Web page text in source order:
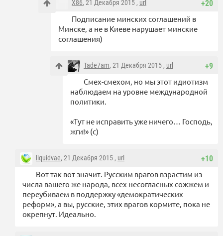
+20
X86, 21 Декабря 2015 , url
Подписание минских соглашений в
Минске, а не в Киеве нарушает минские
соглашения)
+9
Tade7am, 21 Декабря 2015 , url
Смех-смехом, но мы этот идиотизм
наблюдаем на уровне международной
политики.
«Тут не исправить уже ничего… Господь,
жги!» (с)
+10
liquidvae, 21 Декабря 2015 , url
Вот так вот значит. Русским врагов взрастим из
числа вашего же народа, всех несогласных сожжем и
переубиваем в поддержку «демократических
реформ», а вы, русские, этих врагов кормите, пока не
окрепнут. Идеально.